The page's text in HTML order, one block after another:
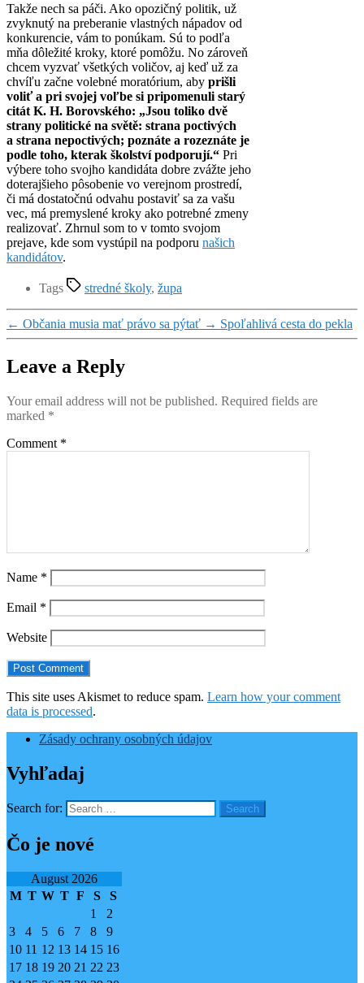
Takže nech sa páči. Ako opozičný politik, už
zvyknutý na preberanie vlastných nápadov od
konkurencie, vám to ponúkam. Sú to podľa
mňa dôležité kroky, ktoré pomôžu. No zároveň
chcem vyzvať všetkých voličov, aj keď už za
chvíľu začne volebné moratórium, aby prišli
voliť a pri svojej voľbe si pripomenuli starý
citát K. H. Borovského: „Jsou toliko dvě
strany politické na světě: strana poctivých
a strana nepoctivých; poznáte a rozeznáte je
podle toho, kterak školství podporují.“ Pri
výbere toho svojho kandidáta dobre zvážte jeho
doterajšieho pôsobenie vo verejnom prostredí,
či má dostatočnú odvahu postaviť sa za vašu
vec, má premyslené kroky ako potrebné zmeny
realizovať. Zhrnul som to v tomto svojom
prejave, kde som vystúpil na podporu našich
kandidátov.
Tags stredné školy, župa
← Občania musia mať právo sa pýtať → Spoľahlivá cesta do pekla
Leave a Reply
Your email address will not be published. Required fields are
marked *
Comment *
Name *
Email *
Website
This site uses Akismet to reduce spam. Learn how your comment
data is processed.
Zásady ochrany osobných údajov
Vyhľadaj
Search for:
Čo je nové
August 2026
M T W T F S
S
1
2
3
4 5 6 7 8
9
10 11 12 13 14 15 16
17 18 19 20 21 22 23